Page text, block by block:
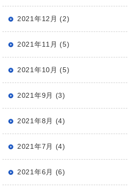
2021年12月 (2)
2021年11月 (5)
2021年10月 (5)
2021年9月 (3)
2021年8月 (4)
2021年7月 (4)
2021年6月 (6)